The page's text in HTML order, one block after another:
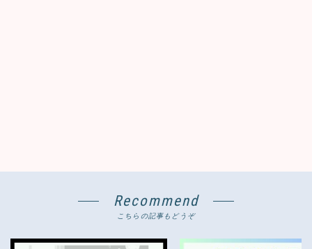
Recommend
こちらの記事もどうぞ